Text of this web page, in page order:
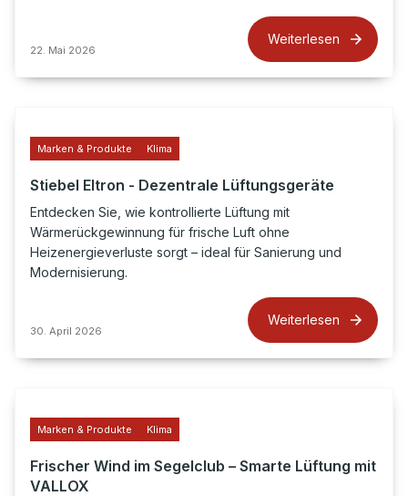
22. Mai 2026
Weiterlesen
Marken & Produkte Klima
Stiebel Eltron - Dezentrale Lüftungsgeräte
Entdecken Sie, wie kontrollierte Lüftung mit
Wärmerückgewinnung für frische Luft ohne
Heizenergieverluste sorgt – ideal für Sanierung und
Modernisierung.
30. April 2026
Weiterlesen
Marken & Produkte Klima
Frischer Wind im Segelclub – Smarte Lüftung mit
VALLOX